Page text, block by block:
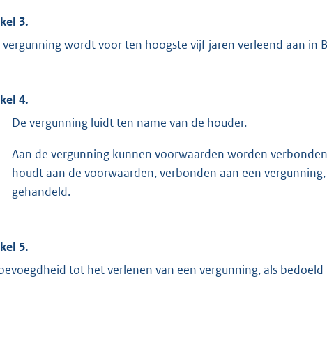
3.
vergunning wordt voor ten hoogste vijf jaren verleend aan in
4.
De vergunning luidt ten name van de houder.
Aan de vergunning kunnen voorwaarden worden
houdt aan de voorwaarden, verbonden aan een
gehandeld.
5.
tot het verlenen van een vergunning, als